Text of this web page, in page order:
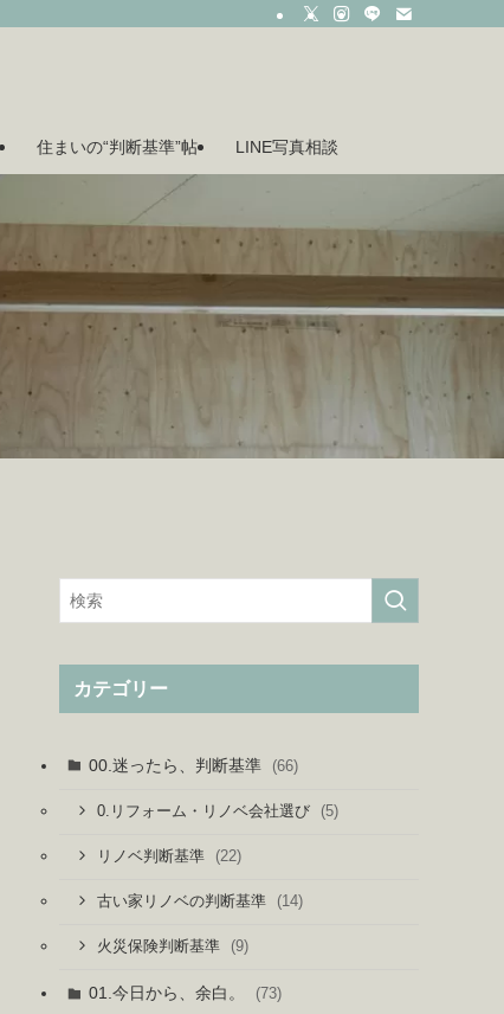
住まいの“判断基準”帖 LINE写真相談
カテゴリー
00.迷ったら、判断基準 (66)
0.リフォーム・リノベ会社選び (5)
リノベ判断基準 (22)
古い家リノベの判断基準 (14)
火災保険判断基準 (9)
01.今日から、余白。 (73)